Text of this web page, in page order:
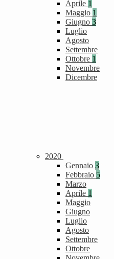
Aprile 1
Maggio 1
Giugno 3
Luglio
Agosto
Settembre
Ottobre 1
Novembre
Dicembre
2020
Gennaio 3
Febbraio 5
Marzo
Aprile 1
Maggio
Giugno
Luglio
Agosto
Settembre
Ottobre